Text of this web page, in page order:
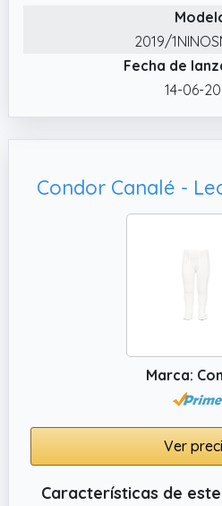
2019/
Fecha de
14-06-
Marca:
Ver
Características de